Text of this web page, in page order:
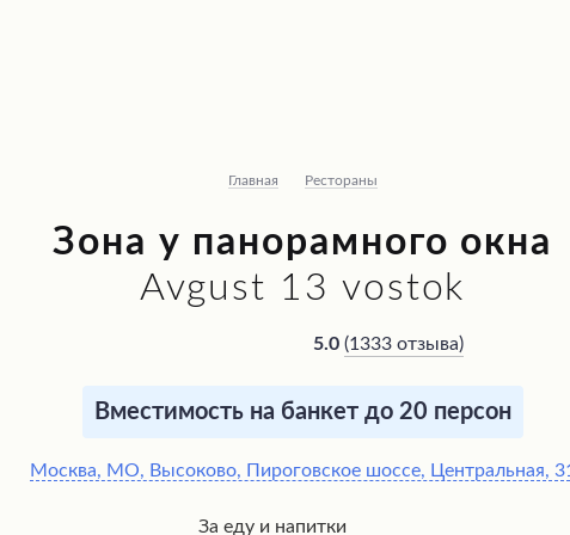
Главная Рестораны
Зона у панорамного окна
Avgust 13 vostok
5.0 (1333 отзыва)
Вместимость на банкет до 20 персон
Москва, МО, Высоково, Пироговское шоссе, Центральная,
За еду и напитки